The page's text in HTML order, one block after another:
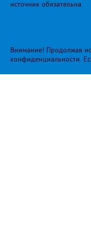
источник обязательна.
Внимание! Продолжая
конфиденциальности.